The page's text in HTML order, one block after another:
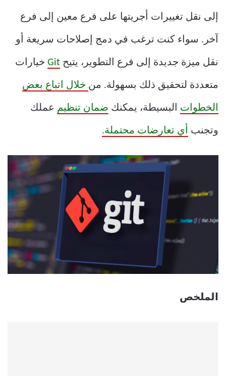
إلى نقل تغييرات أجريتها على فرع معين إلى فرع
آخر. سواء كنت ترغب في دمج إصلاحات سريعة أو
نقل ميزة جديدة إلى فرع التطوير، يتيح Git خيارات
متعددة لتحقيق ذلك بسهولة. من خلال اتباع بعض
الخطوات البسيطة، يمكنك ضمان تنظيم عملك
وتجنب أي تعارضات محتملة.
الملخص